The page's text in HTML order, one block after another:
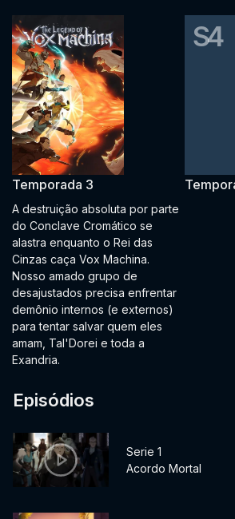
Temporada 3
A destruição absoluta por parte
do Conclave Cromático se
alastra enquanto o Rei das
Cinzas caça Vox Machina.
Nosso amado grupo de
desajustados precisa enfrentar
demônio internos (e externos)
para tentar salvar quem eles
amam, Tal'Dorei e toda a
Exandria.
S4
Episódios
Serie 1
Acordo Mortal